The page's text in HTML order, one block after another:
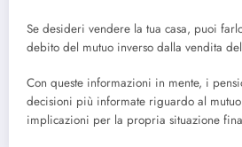
Se desideri vendere la tua casa, puoi
debito del mutuo inverso dalla vendita
Con queste informazioni in mente, i
decisioni più informate riguardo al
implicazioni per la propria situazione